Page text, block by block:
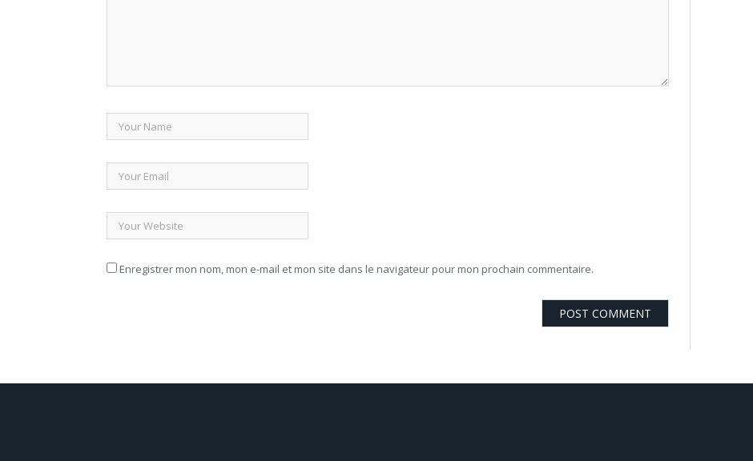
Enregistrer mon nom, mon e-mail et mon site dans le navigateur pour mon prochain commentaire.